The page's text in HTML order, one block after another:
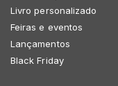
Livro personalizado
Feiras e eventos
Lançamentos
Black Friday